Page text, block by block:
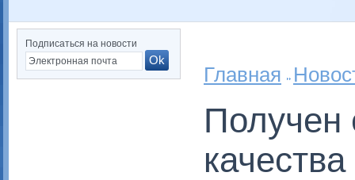
Подписаться на новости
Главная
Получен